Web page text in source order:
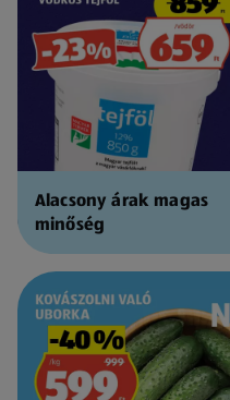
Alacsony árak magas
minőség